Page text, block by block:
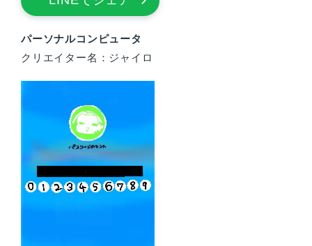
パーソナルコンピュータ
クリエイター名：ジャイロ